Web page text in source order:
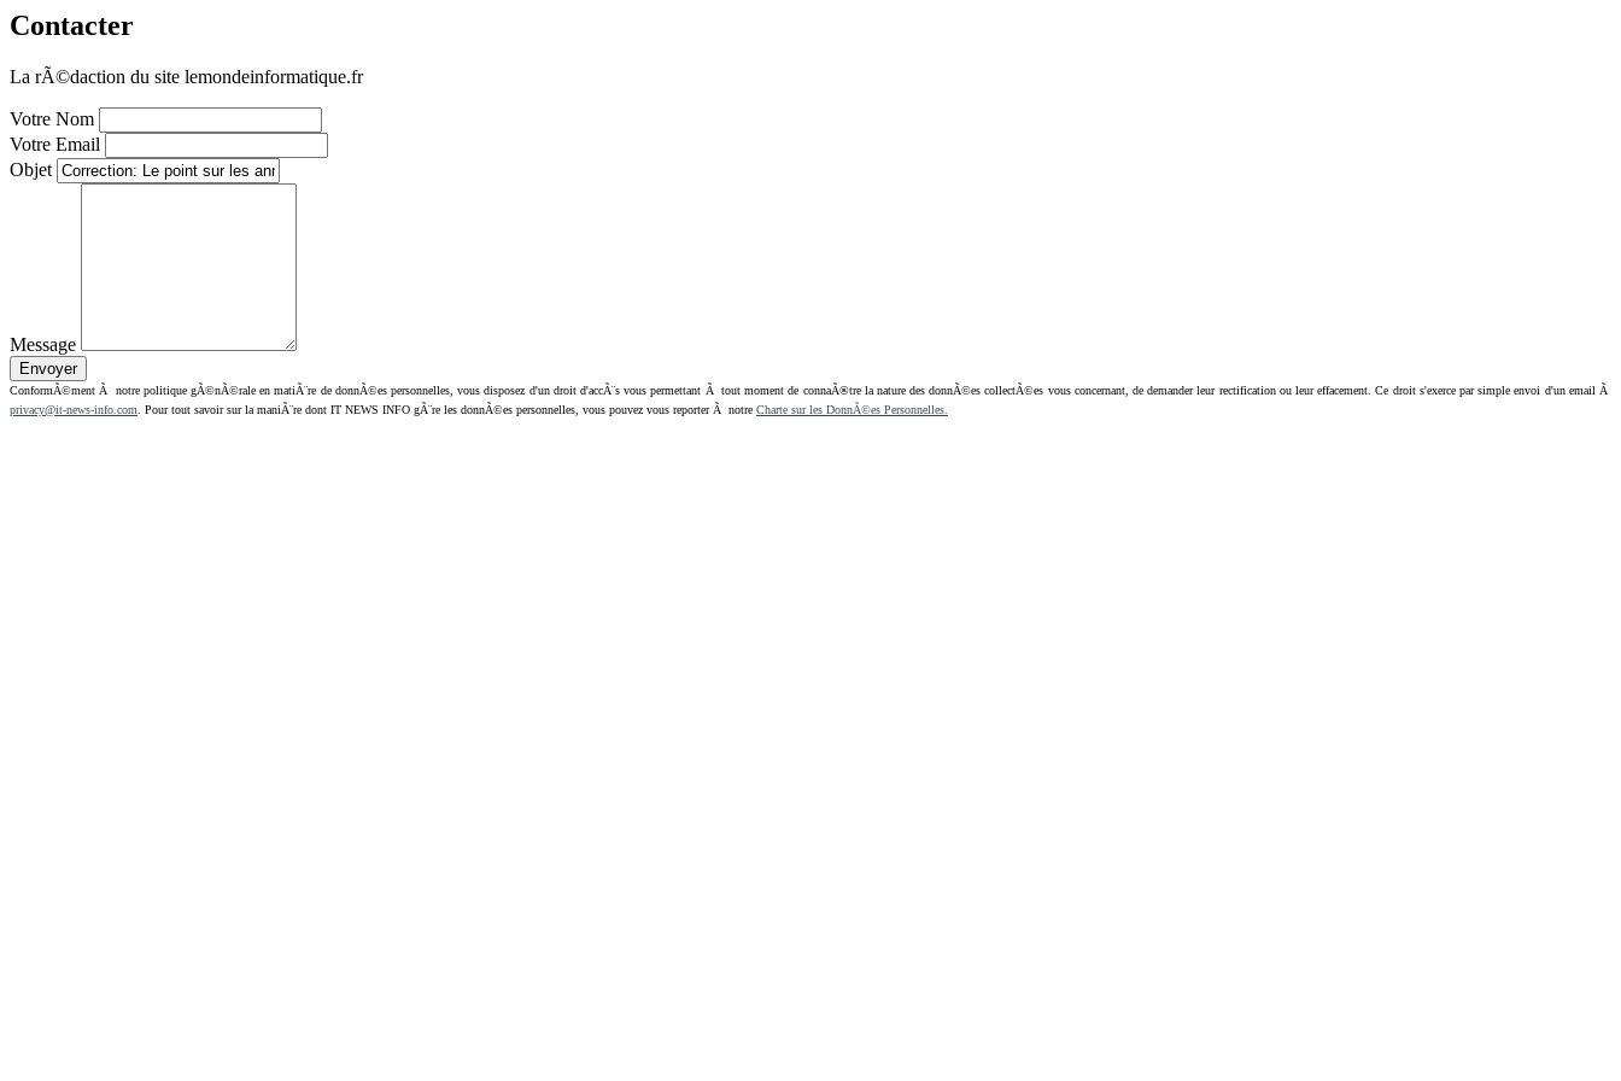
Contacter
La rÃ©daction du site lemondeinformatique.fr
Votre Nom
Votre Email
Objet
Message
ConformÃ©ment Ã notre politique gÃ©nÃ©rale en matiÃ¨re de donnÃ©es personnelles, vous disposez d'un droit d'accÃ¨s vous permettant Ã tout moment de connaÃ®tre la nature des donnÃ©es collectÃ©es vous concernant, de demander leur rectification ou leur effacement. Ce droit s'exerce par simple envoi d'un email Ã
privacy@it-news-info.com . Pour tout savoir sur la maniÃ¨re dont IT NEWS INFO gÃ¨re les donnÃ©es personnelles, vous pouvez vous reporter Ã notre Charte sur les DonnÃ©es Personnelles.